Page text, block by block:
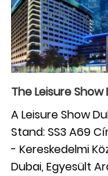
The Leisure
A Leisure Show
Stand: SS3 A69
- Kereskedelmi
Dubai, Egyesült